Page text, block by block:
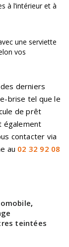
à l’intérieur et à
une serviette
vos
derniers
brise tel que le
de prêt
également
contacter via
au 02 32 92 08
,
teintées